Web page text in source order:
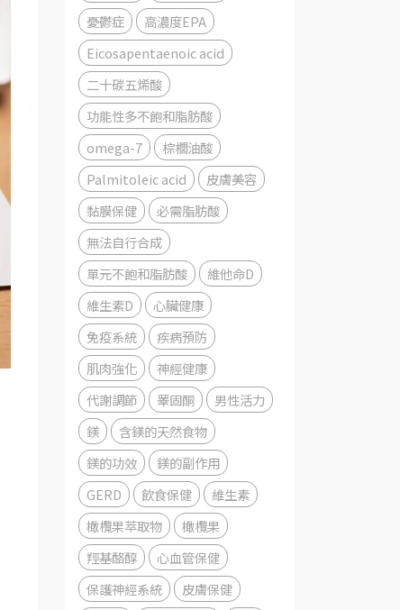
憂鬱症
高濃度EPA
Eicosapentaenoic acid
二十碳五烯酸
功能性多不飽和脂肪酸
omega-7
棕櫚油酸
Palmitoleic acid
皮膚美容
黏膜保健
必需脂肪酸
無法自行合成
單元不飽和脂肪酸
維他命D
維生素D
心臟健康
免疫系統
疾病預防
肌肉強化
神經健康
代謝調節
睪固酮
男性活力
鎂
含鎂的天然食物
鎂的功效
鎂的副作用
GERD
飲食保健
維生素
橄欖果萃取物
橄欖果
羥基酪醇
心血管保健
保護神經系統
皮膚保健